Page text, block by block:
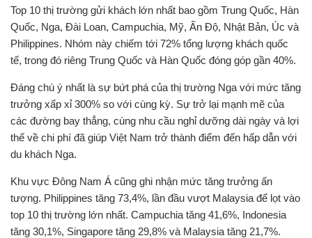
Top 10 thị trường gửi khách lớn nhất bao gồm Trung Quốc, Hàn
Quốc, Nga, Đài Loan, Campuchia, Mỹ, Ấn Độ, Nhật Bản, Úc và
Philippines. Nhóm này chiếm tới 72% tổng lượng khách quốc
tế, trong đó riêng Trung Quốc và Hàn Quốc đóng góp gần 40%.
Đáng chú ý nhất là sự bứt phá của thị trường Nga với mức tăng
trưởng xấp xỉ 300% so với cùng kỳ. Sự trở lại mạnh mẽ của
các đường bay thẳng, cùng nhu cầu nghỉ dưỡng dài ngày và lợi
thế về chi phí đã giúp Việt Nam trở thành điểm đến hấp dẫn với
du khách Nga.
Khu vực Đông Nam Á cũng ghi nhận mức tăng trưởng ấn
tượng. Philippines tăng 73,4%, lần đầu vượt Malaysia để lọt vào
top 10 thị trường lớn nhất. Campuchia tăng 41,6%, Indonesia
tăng 30,1%, Singapore tăng 29,8% và Malaysia tăng 21,7%.